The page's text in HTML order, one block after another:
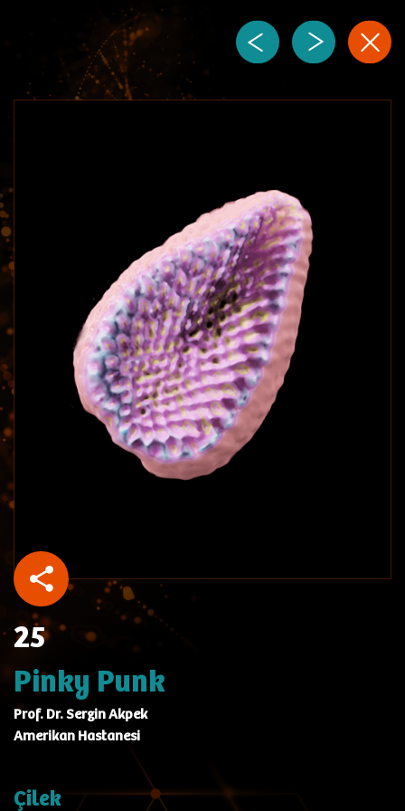
25
Pinky Punk
Prof. Dr. Sergin Akpek
Amerikan Hastanesi
Çilek